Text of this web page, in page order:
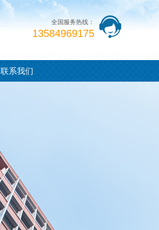
联系我们
全国服务热线：
13584969175